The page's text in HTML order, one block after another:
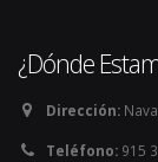
¿Dónde
Dirección:
Teléfono: 915